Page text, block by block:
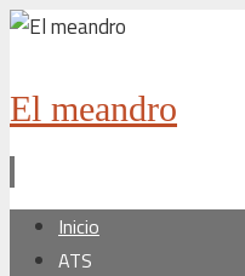
El meandro
Inicio
ATS